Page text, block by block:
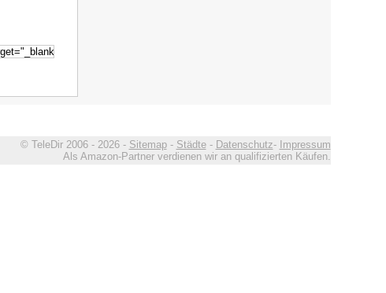
© TeleDir 2006 - 2026 - Sitemap- Städte- Datenschutz- Impressum
Als Amazon-Partner verdienen wir an qualifizierten Käufen.